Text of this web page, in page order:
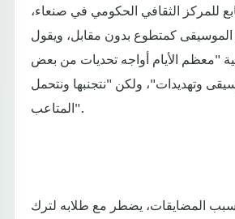
للمركز الثقافي الحكومي في صنعاء،
كمتطوع بدون مقابل، ويقول
"معظم الأيام أواجه تحديات من بعض
وتهديدات"، ولكن "نتجنبها ونتحمل
المتاعب".
المضايقات، يضطر مع طلابه لترك